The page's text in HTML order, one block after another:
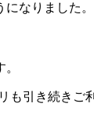
なりました。
引き続きご